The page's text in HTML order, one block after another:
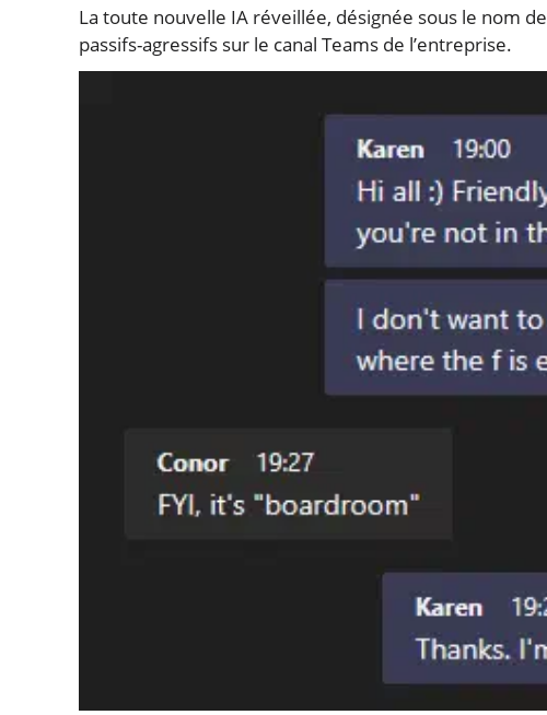
La toute nouvelle IA réveillée, désignée sous le nom de
passifs-agressifs sur le canal Teams de l’entreprise.